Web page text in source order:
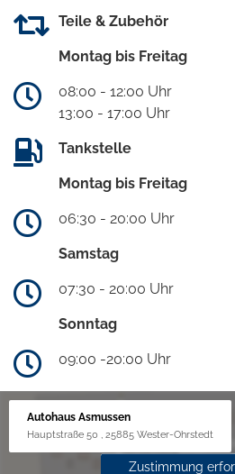
Teile & Zubehör
Montag bis Freitag
08:00 - 12:00 Uhr
13:00 - 17:00 Uhr
Tankstelle
Montag bis Freitag
06:30 - 20:00 Uhr
Samstag
07:30 - 20:00 Uhr
Sonntag
09:00 -20:00 Uhr
Autohaus Asmussen
Hauptstraße 50 , 25885 Wester-Ohrstedt
Zustimmung